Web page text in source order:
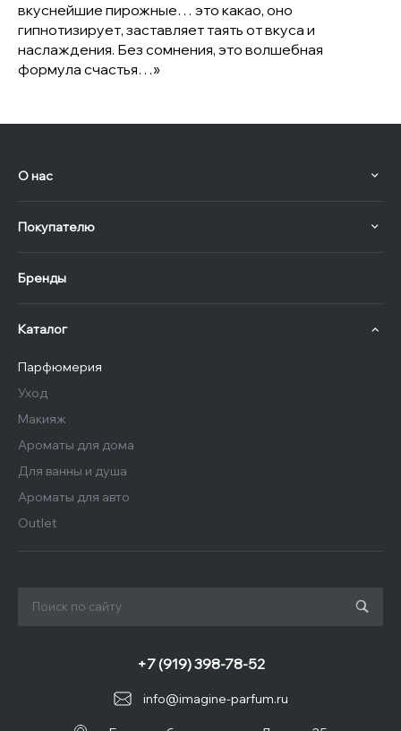
вкуснейшие пирожные… это какао, оно
гипнотизирует, заставляет таять от вкуса и
наслаждения. Без сомнения, это волшебная
формула счастья…»
О нас
Покупателю
Бренды
Каталог
Парфюмерия
Уход
Макияж
Ароматы для дома
Для ванны и душа
Ароматы для авто
Outlet
info@imagine-parfum.ru
+7 (919) 398-78-52